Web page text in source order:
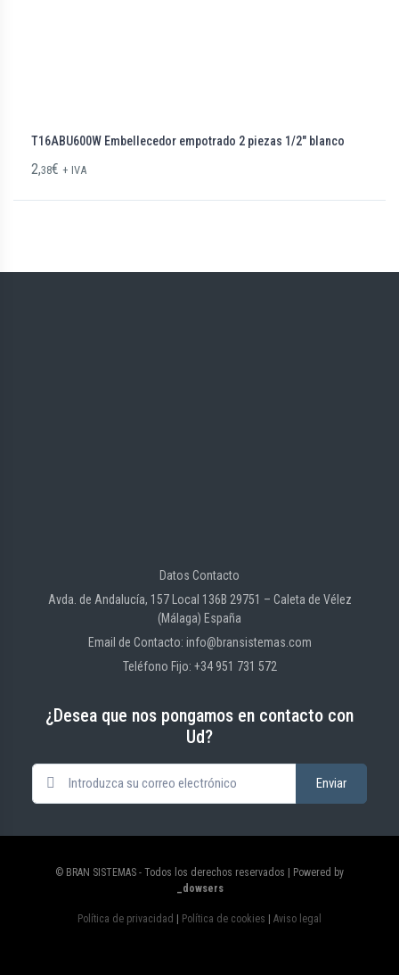
T16ABU600W Embellecedor empotrado 2 piezas 1/2″ blanco
2,38€ + IVA
Datos Contacto
Avda. de Andalucía, 157 Local 136B 29751 – Caleta de Vélez
(Málaga) España
Email de Contacto: info@bransistemas.com
Teléfono Fijo: +34 951 731 572
¿Desea que nos pongamos en contacto con
Ud?
© BRAN SISTEMAS - Todos los derechos reservados | Powered by
_dowsers
Política de privacidad | Política de cookies | Aviso legal